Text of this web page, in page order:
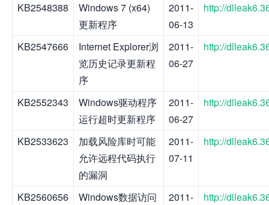
KB2548388
Windows 7 (x64)
更新程序
2011-
06-13
http://
KB2547666
Internet Explorer浏
览历史记录更新程
序
2011-
06-27
http://
KB2552343
Windows驱动程序
运行超时更新程序
2011-
06-27
http://
KB2533623
加载风险库时可能
允许远程代码执行
的漏洞
2011-
07-11
http://
KB2560656
Windows数据访问
2011-
http://